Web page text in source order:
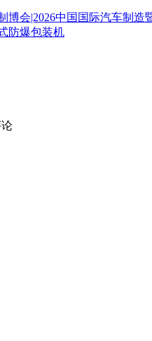
博会|2026中国国际汽车制造
防爆包装机